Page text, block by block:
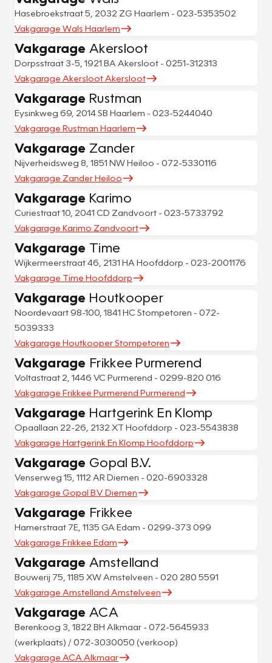
Hasebroekstraat 5, 2032 ZG Haarlem - 023-5353502
Vakgarage Wals Haarlem
Vakgarage Akersloot
Dorpsstraat 3-5, 1921 BA Akersloot - 0251-312313
Vakgarage Akersloot Akersloot
Vakgarage Rustman
Eysinkweg 69, 2014 SB Haarlem - 023-5244040
Vakgarage Rustman Haarlem
Vakgarage Zander
Nijverheidsweg 8, 1851 NW Heiloo - 072-5330116
Vakgarage Zander Heiloo
Vakgarage Karimo
Curiestraat 10, 2041 CD Zandvoort - 023-5733792
Vakgarage Karimo Zandvoort
Vakgarage Time
Wijkermeerstraat 46, 2131 HA Hoofddorp - 023-2001176
Vakgarage Time Hoofddorp
Vakgarage Houtkooper
Noordevaart 98-100, 1841 HC Stompetoren - 072-
5039333
Vakgarage Houtkooper Stompetoren
Vakgarage Frikkee Purmerend
Voltastraat 2, 1446 VC Purmerend - 0299-820 016
Vakgarage Frikkee Purmerend Purmerend
Vakgarage Hartgerink En Klomp
Opaallaan 22-26, 2132 XT Hoofddorp - 023-5543838
Vakgarage Hartgerink En Klomp Hoofddorp
Vakgarage Gopal B.V.
Venserweg 15, 1112 AR Diemen - 020-6903328
Vakgarage Gopal B.V. Diemen
Vakgarage Frikkee
Hamerstraat 7E, 1135 GA Edam - 0299-373 099
Vakgarage Frikkee Edam
Vakgarage Amstelland
Bouwerij 75, 1185 XW Amstelveen - 020 280 5591
Vakgarage Amstelland Amstelveen
Vakgarage ACA
Berenkoog 3, 1822 BH Alkmaar - 072-5645933
(werkplaats) / 072-3030050 (verkoop)
Vakgarage ACA Alkmaar